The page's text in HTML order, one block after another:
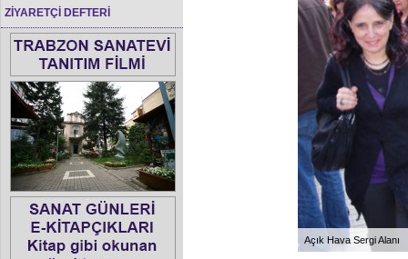
ZİYARETÇİ DEFTERİ
Açık Hava Sergi Alanı